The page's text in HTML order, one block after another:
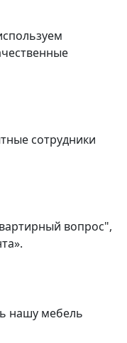
сотрудники
вопрос",
нашу мебель